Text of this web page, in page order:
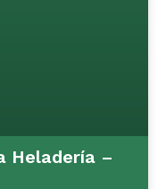
Heladería –